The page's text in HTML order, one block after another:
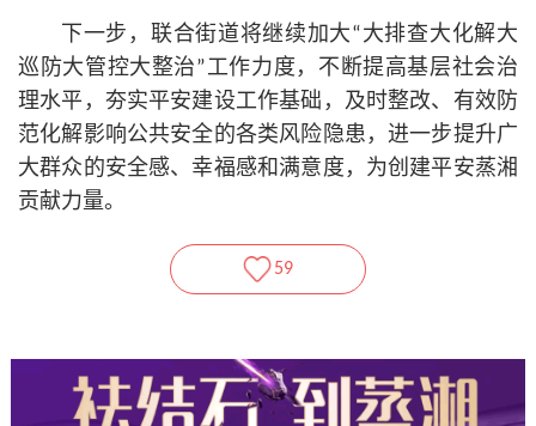
下一步，联合街道将继续加大“大排查大化解大
巡防大管控大整治”工作力度，不断提高基层社会治
理水平，夯实平安建设工作基础，及时整改、有效防
范化解影响公共安全的各类风险隐患，进一步提升广
大群众的安全感、幸福感和满意度，为创建平安蒸湘
贡献力量。
59